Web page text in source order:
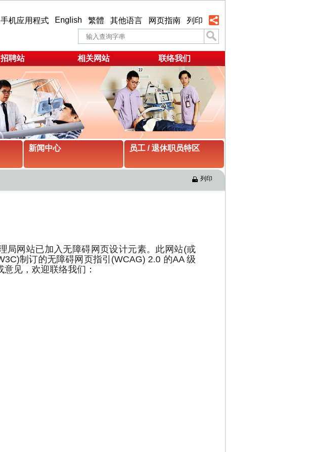
手机应用程式 English 繁體 其他语言 网页指南 列印
招聘站 相关网站 联络我们
新闻中心 员工 / 退休职员特区
列印